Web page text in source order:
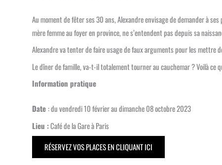
Au moment de fêter ses 30 ans, Alexandre envisage de demander à
mère femme au foyer en province, ne s’entendent pas depuis sa
Alexandre va tenter de faire usage de faux arguments pour les mettre
Le dîner de famille, va-t-il totalement tourner au cauchemar ? Voilà ce
Information pratique
Date : du vendredi 10 février au dimanche 08 octobre 2023
Lieu :Café de la Gare à Paris
RÉSERVEZ VOS PLACES EN CLIQUANT ICI